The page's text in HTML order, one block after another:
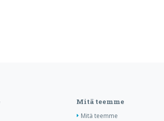
Mitä teemme
Mitä teemme